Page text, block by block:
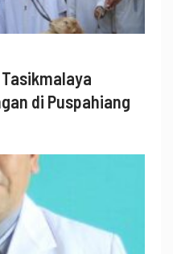
Tasikmalaya
di Puspahiang